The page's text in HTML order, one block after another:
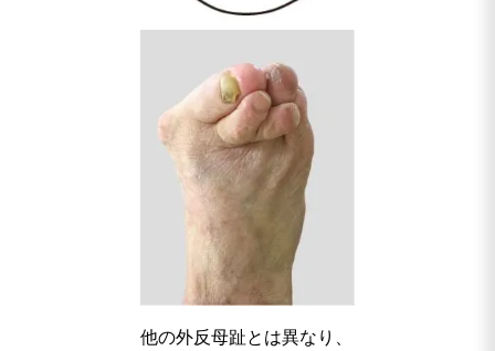
他の外反母趾とは異なり、